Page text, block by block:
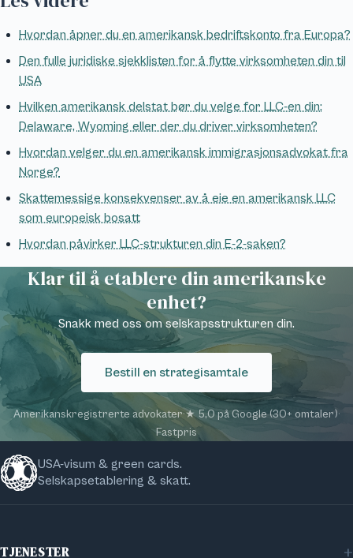
Hvordan åpner du en amerikansk bedriftskonto fra Europa?
Den fulle juridiske sjekklisten for å flytte virksomheten din til
USA
Hvilken amerikansk delstat bør du velge for LLC-en din:
Delaware, Wyoming eller der du driver virksomheten?
Hvordan velger du en amerikansk immigrasjonsadvokat fra
Norge?
Skattemessige konsekvenser av å eie en amerikansk LLC
som europeisk bosatt
Hvordan påvirker LLC-strukturen din E-2-saken?
Klar til å etablere din amerikanske
enhet?
Snakk med oss om selskapsstrukturen din.
Bestill en strategisamtale
Amerikanskregistrerte advokater·★ 5,0 på Google (30+ omtaler)·
Fastpris
USA-visum & green cards.
Selskapsetablering & skatt.
TJENESTER